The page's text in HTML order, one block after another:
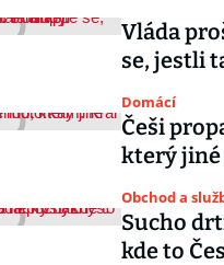
Vláda
se, jestli
Domácí
Češi
který jiné
Obchod a
Sucho
kde to